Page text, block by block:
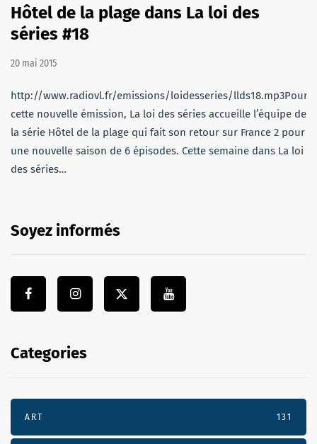
Hôtel de la plage dans La loi des
séries #18
20 mai 2015
http://www.radiovl.fr/emissions/loidesseries/llds18.mp3Pour
cette nouvelle émission, La loi des séries accueille l’équipe de
la série Hôtel de la plage qui fait son retour sur France 2 pour
une nouvelle saison de 6 épisodes. Cette semaine dans La loi
des séries…
Soyez informés
Categories
ART 131